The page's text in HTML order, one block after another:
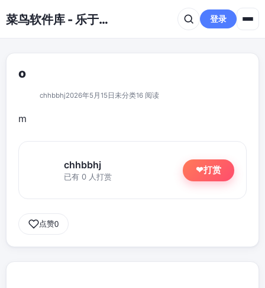
菜鸟软件库 - 乐于分享免费资源平台 登录
o
chhbbhj2026年5月15日 未分类16 阅读
m
chhbbhj
已有 0 人打赏
❤打赏
点赞0